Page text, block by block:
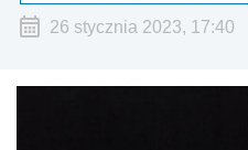
26 stycznia 2023, 17:40